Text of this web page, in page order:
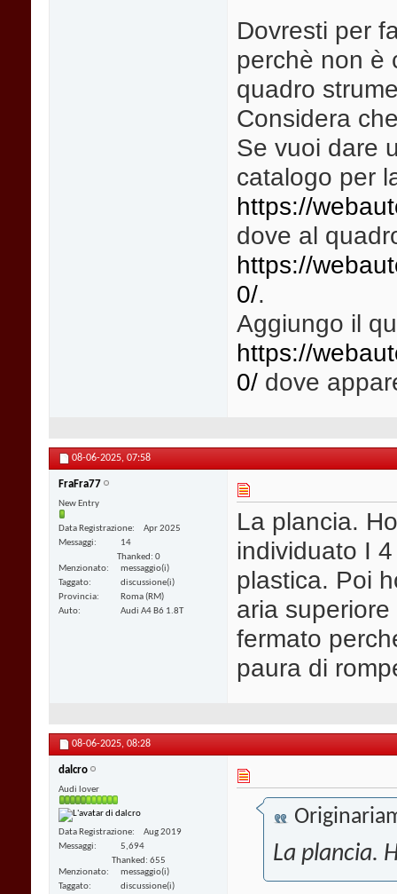
Dovresti per
perchè non è
quadro
Considera
Se vuoi dare
catalogo per
https://
dove al
https://
0/.
Aggiungo il
https://
0/ dove
08-06-2025, 07:58
FraFra77
New Entry
Data Registrazione
Apr 2025
Messaggi
14
Thanked: 0
Menzionato
messaggio(i)
Taggato
discussione(i)
Provincia
Roma (RM)
Auto
Audi A4 B6 1.8T
La plancia.
individuato I
plastica. Poi
aria
fermato
paura di
08-06-2025, 08:28
dalcro
Audi lover
Data Registrazione
Aug 2019
Messaggi
5,694
Thanked: 655
Menzionato
messaggio(i)
Taggato
discussione(i)
La plancia.